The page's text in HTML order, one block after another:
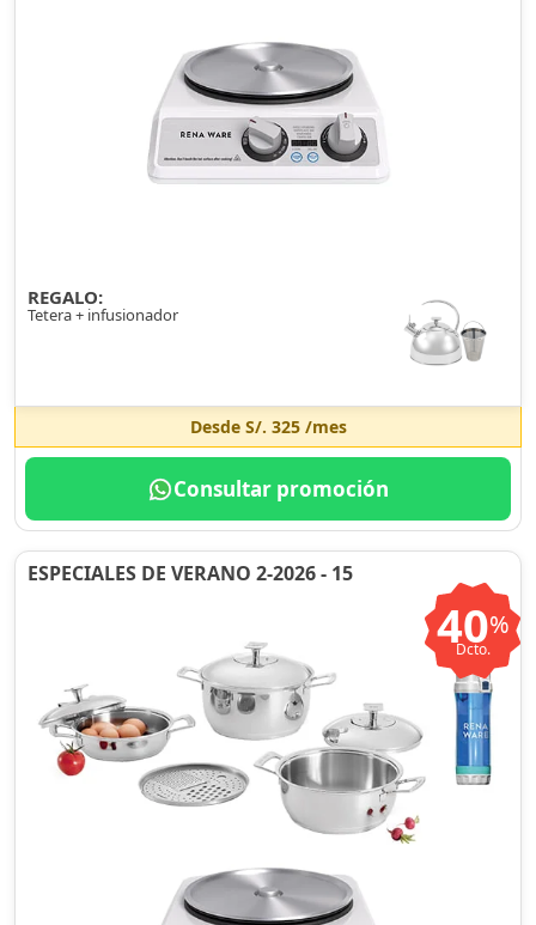
REGALO:
Tetera + infusionador
Desde S/. 325/mes
Consultar promoción
ESPECIALES DE VERANO 2-2026 - 15
40%
Dcto.